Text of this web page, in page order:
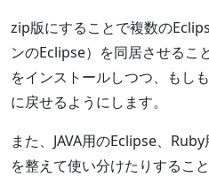
zip版にすることで複数の
ンのEclipse）を同居させるこ
をインストールしつつ、もし
に戻せるようにします。
また、JAVA用のEclipse、
を整えて使い分けたりすること